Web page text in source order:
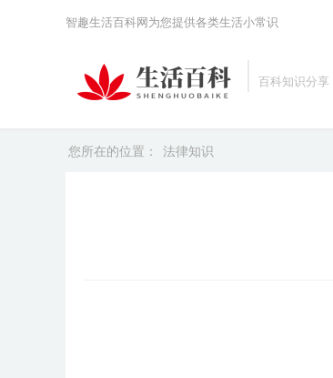
百科知识分享
智趣生活百科网为您提供各类生活小常识
您所在的位置： 法律知识